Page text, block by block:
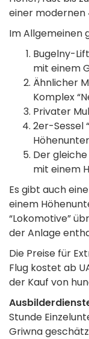
einer
Im Allgemeinen
Bugelny-
mit einem
Ähnlicher
Komplex
Privater
2er-Sessel
Der
mit einem
Es gibt auch
einem
“Lokomotive”
der Anlage
Die Preise für
Flug kostet ab
der Kauf von
Stunde
Griwna